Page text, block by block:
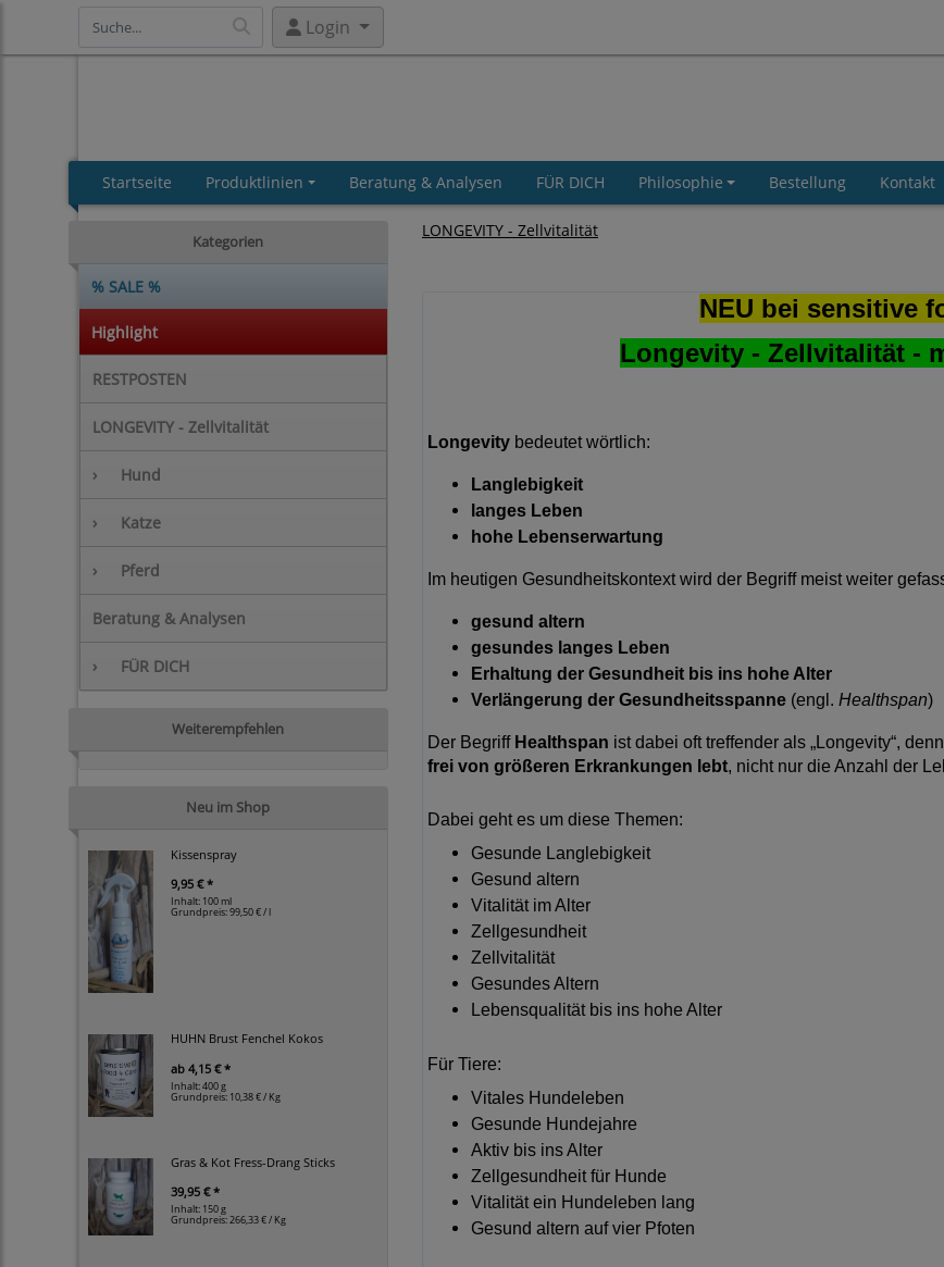
Login
Startseite Produktlinien Beratung & Analysen FÜR DICH Philosophie Bestellung Kontakt
Kategorien
% SALE %
Highlight
RESTPOSTEN
LONGEVITY - Zellvitalität
› Hund
› Katze
› Pferd
Beratung & Analysen
› FÜR DICH
Weiterempfehlen
Neu im Shop
Kissenspray
9,95 € *
Inhalt: 100 ml
Grundpreis:99,50 € / l
HUHN Brust Fenchel Kokos
ab 4,15 € *
Inhalt: 400 g
Grundpreis: 10,38 € / Kg
Gras & Kot Fress-Drang Sticks
39,95 € *
Inhalt: 150 g
Grundpreis:266,33 € / Kg
LONGEVITY - Zellvitalität
NEU bei sensitive
Longevity - Zellvitalität -
Longevity bedeutet wörtlich:
Langlebigkeit
langes Leben
hohe Lebenserwartung
Im heutigen Gesundheitskontext wird der Begriff meist weiter
gesund altern
gesundes langes Leben
Erhaltung der Gesundheit bis ins hohe Alter
Verlängerung der Gesundheitsspanne (engl. Healthspan)
Der Begriff Healthspan ist dabei oft treffender als „Longevity“,
frei von größeren Erkrankungen lebt, nicht nur die Anzahl der
Dabei geht es um diese Themen:
Gesunde Langlebigkeit
Gesund altern
Vitalität im Alter
Zellgesundheit
Zellvitalität
Gesundes Altern
Lebensqualität bis ins hohe Alter
Für Tiere:
Vitales Hundeleben
Gesunde Hundejahre
Aktiv bis ins Alter
Zellgesundheit für Hunde
Vitalität ein Hundeleben lang
Gesund altern auf vier Pfoten